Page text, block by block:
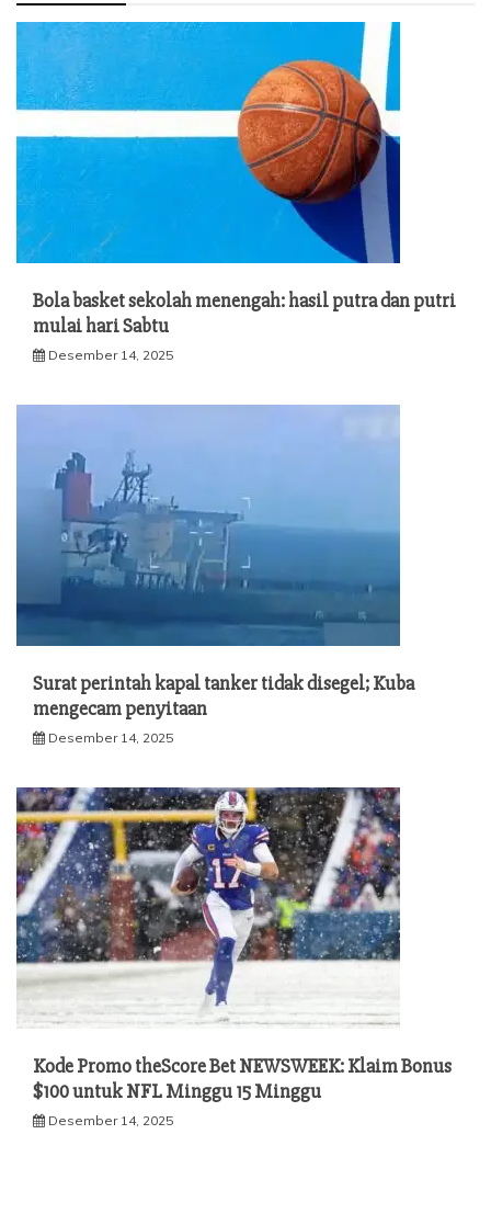
Bola basket sekolah menengah: hasil putra dan putri
mulai hari Sabtu
Desember 14, 2025
Surat perintah kapal tanker tidak disegel; Kuba
mengecam penyitaan
Desember 14, 2025
Kode Promo theScore Bet NEWSWEEK: Klaim Bonus
$100 untuk NFL Minggu 15 Minggu
Desember 14, 2025